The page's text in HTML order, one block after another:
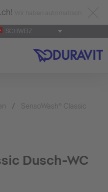
SCHWEIZ
SensoWash® Classic
Dusch-WC